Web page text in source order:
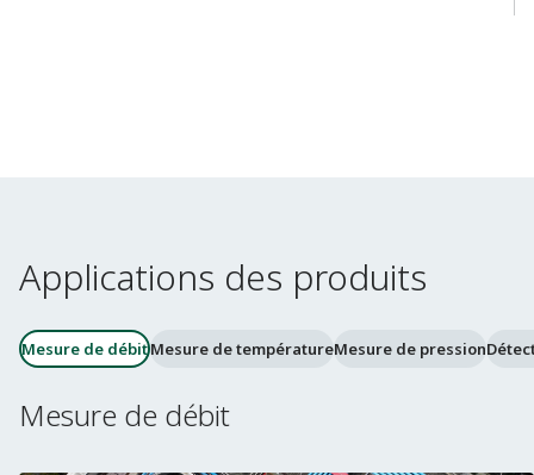
Applications des produits
Mesure de débitMesure de températureMesure de pression
Mesure de débit